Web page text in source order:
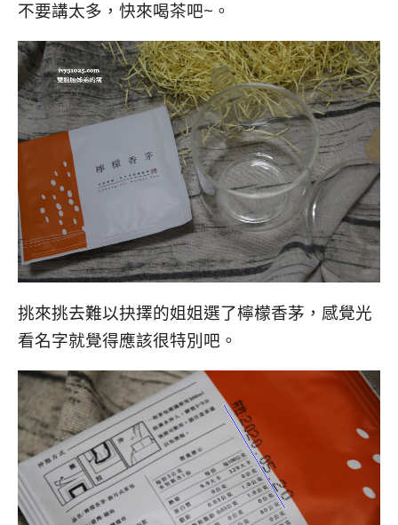
不要講太多，快來喝茶吧~。
挑來挑去難以抉擇的姐姐選了檸檬香茅，感覺光
看名字就覺得應該很特別吧。